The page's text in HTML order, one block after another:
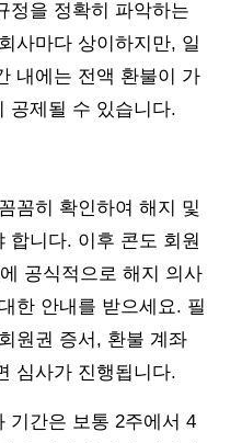
정을 정확히 파악하는
사마다 상이하지만, 일
내에는 전액 환불이 가
공제될 수 있습니다.
꼼히 확인하여 해지 및
합니다. 이후 콘도 회원
공식적으로 해지 의사
한 안내를 받으세요. 필
원권 증서, 환불 계좌
심사가 진행됩니다.
기간은 보통 2주에서 4